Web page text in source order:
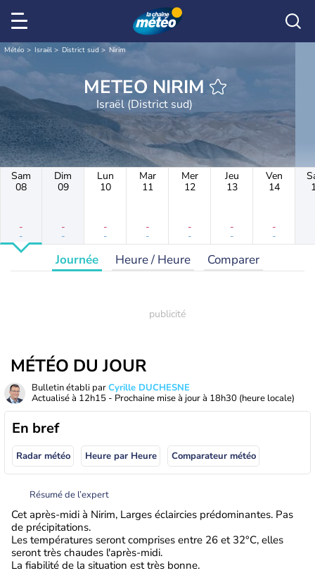
Météo Israël District sud Nirim
METEO NIRIM
Israël (District sud)
Sam
08
-
-
Dim
09
-
-
Lun
10
-
-
Mar
11
-
-
Mer
12
-
-
Jeu
13
-
-
Ven
14
-
-
Journée Heure / Heure Comparer
MÉTÉO DU JOUR
Bulletin établi parCyrille DUCHESNE
Actualisé à 12h15 - Prochaine mise à jour à 18h30 (heure locale)
En bref
Radar météo Heure par Heure Comparateur météo
Résumé de l’expert
Cet après-midi à Nirim, Larges éclaircies prédominantes. Pas
de précipitations.
Les températures seront comprises entre 26 et 32°C, elles
seront très chaudes l'après-midi.
La fiabilité de la situation est très bonne.